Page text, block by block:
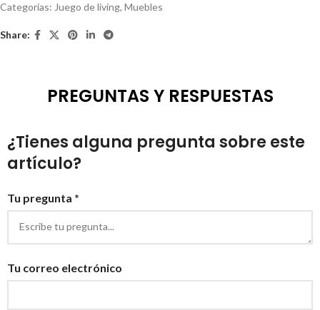
Categorías: Juego de living, Muebles
Share:
PREGUNTAS Y RESPUESTAS
¿Tienes alguna pregunta sobre este
artículo?
Tu pregunta *
Tu correo electrónico